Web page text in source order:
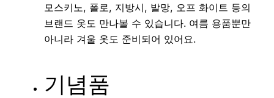
모스키노, 폴로, 지방시, 발망, 오프 화이트 등의
브랜드 옷도 만나볼 수 있습니다. 여름 용품뿐만
아니라 겨울 옷도 준비되어 있어요.
기념품